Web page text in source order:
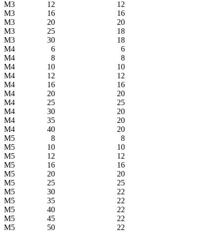
М3 12
12
М3
16
16
М3
20
20
М3
25
18
М3
30
18
М4
6
6
М4
8
8
М4
10
10
М4
12
12
М4
16
16
М4
20
20
М4
25
25
М4
30
20
М4
35
20
М4
40
20
М5
8
8
М5
10
10
М5
12
12
М5
16
16
М5
20
20
М5
25
25
М5
30
22
М5
35
22
М5
40
22
М5
45
22
М5
50
22